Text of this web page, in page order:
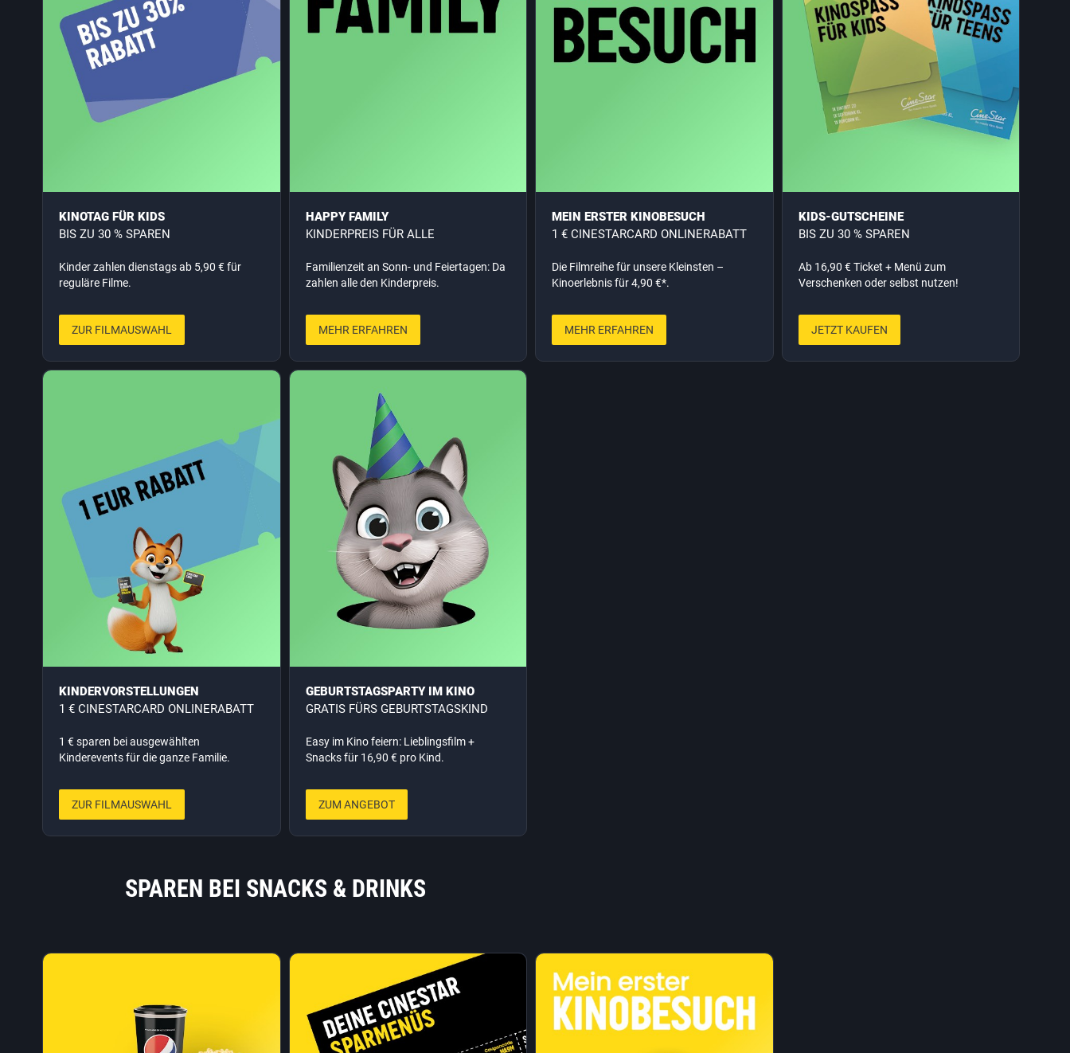
KINOTAG FÜR KIDS
BIS ZU 30 % SPAREN
Kinder zahlen dienstags ab 5,90 € für
reguläre Filme.
ZUR FILMAUSWAHL
HAPPY FAMILY
KINDERPREIS FÜR ALLE
Familienzeit an Sonn- und Feiertagen: Da
zahlen alle den Kinderpreis.
MEHR ERFAHREN
MEIN ERSTER KINOBESUCH
1 € CINESTARCARD ONLINERABATT
Die Filmreihe für unsere Kleinsten –
Kinoerlebnis für 4,90 €*.
MEHR ERFAHREN
KIDS-GUTSCHEINE
BIS ZU 30 % SPAREN
Ab 16,90 € Ticket + Menü zum
Verschenken oder selbst nutzen!
JETZT KAUFEN
KINDERVORSTELLUNGEN
1 € CINESTARCARD ONLINERABATT
1 € sparen bei ausgewählten
Kinderevents für die ganze Familie.
ZUR FILMAUSWAHL
GEBURTSTAGSPARTY IM KINO
GRATIS FÜRS GEBURTSTAGSKIND
Easy im Kino feiern: Lieblingsfilm +
Snacks für 16,90 € pro Kind.
ZUM ANGEBOT
SPAREN BEI SNACKS & DRINKS